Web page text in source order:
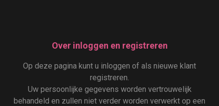
Over inloggen en registreren
Op deze pagina kunt u inloggen of als nieuwe klant
registreren.
Uw persoonlijke gegevens worden vertrouwelijk
behandeld en zullen niet verder worden verwerkt op een